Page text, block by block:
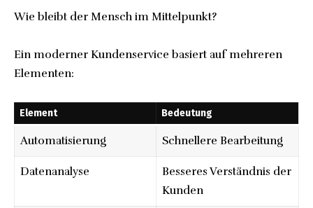
Wie bleibt der Mensch im Mittelpunkt?
Ein moderner Kundenservice basiert auf mehreren
Elementen:
Element Bedeutung
Automatisierung Schnellere Bearbeitung
Datenanalyse
Besseres Verständnis der
Kunden